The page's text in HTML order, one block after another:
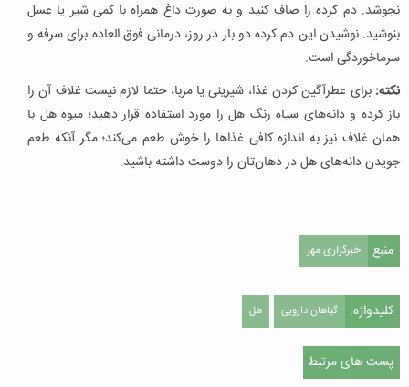
نجوشد. دم کرده را صاف کنید و به صورت داغ همراه با کمی شیر یا عسل
بنوشید. نوشیدن این دم کرده دو بار در روز، درمانی فوق العاده برای سرفه و
سرماخوردگی است.
نکته: برای عطرآگین کردن غذا، شیرینی یا مربا، حتما لازم نیست غلاف آن را
باز کرده و دانه‌های سیاه رنگ هل را مورد استفاده قرار دهید؛ میوه هل با
همان غلاف نیز به اندازه کافی غذاها را خوش طعم می‌کند؛ مگر آنکه طعم
جویدن دانه‌های هل در دهان‌تان را دوست داشته باشید.
منبع خبرگزاری مهر
کلیدواژه: گیاهان دارویی هل
پست های مرتبط